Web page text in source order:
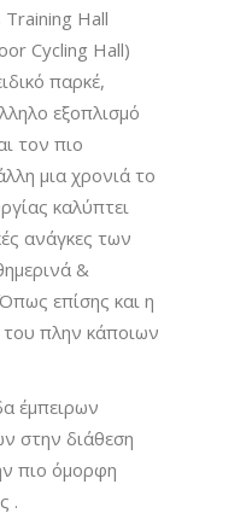
Hall
Cycling Hall)
παρκέ,
εξοπλισμό
τον πιο
μια χρονιά το
καλύπτει
ανάγκες των
&
επίσης και η
του πλην κάποιων
έμπειρων
στην διάθεση
πιο όμορφη
.